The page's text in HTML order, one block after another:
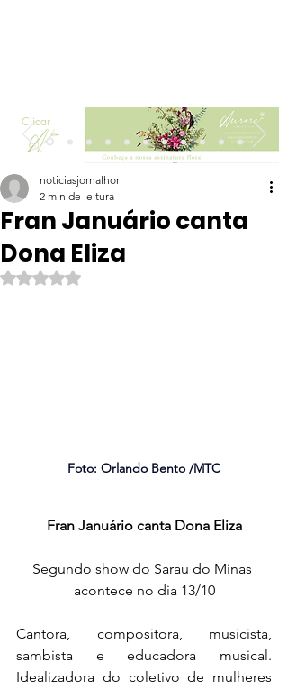
Clicar
Fran Januário canta
Dona Eliza
noticiasjornalhori
2 min de leitura
Avaliado com NaN de 5 estrelas.
Foto: Orlando Bento /MTC
Fran Januário canta Dona Eliza
Segundo show do Sarau do Minas
acontece no dia 13/10
Cantora, compositora, musicista,
sambista e educadora musical.
Idealizadora do coletivo de mulheres